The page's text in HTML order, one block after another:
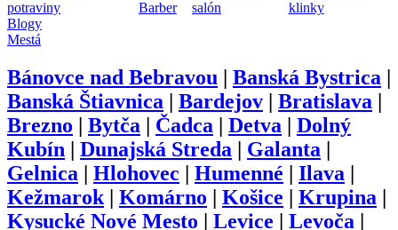
potraviny
Barber
salón
klinky
Blogy
Mestá
Bánovce nad Bebravou Banská Bystrica
Banská Štiavnica
Bardejov Bratislava
Brezno
Bytča Čadca Detva
Dolný
Kubín
Dunajská Streda Galanta
Gelnica
Hlohovec Humenné Ilava
Kežmarok| Komárno Košice Krupina
Kysucké Nové Mesto
Levice Levoča